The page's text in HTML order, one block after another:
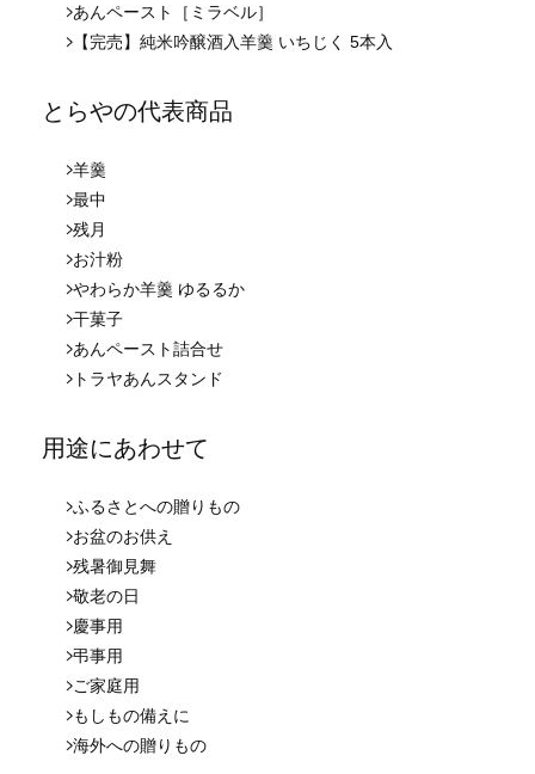
あんペースト［ミラベル］
【完売】純米吟醸酒入羊羹 いちじく 5本入
とらやの代表商品
羊羹
最中
残月
お汁粉
やわらか羊羹 ゆるるか
干菓子
あんペースト詰合せ
トラヤあんスタンド
用途にあわせて
ふるさとへの贈りもの
お盆のお供え
残暑御見舞
敬老の日
慶事用
弔事用
ご家庭用
もしもの備えに
海外への贈りもの